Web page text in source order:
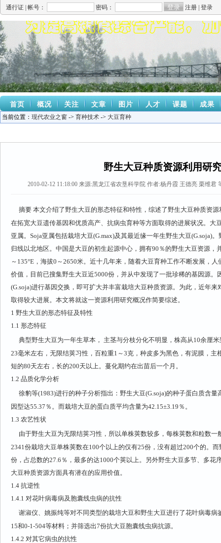
通行证 | 帐号： 密码： 注册 登录
首页 概况 关注 文章 图片 人才 课题 成果
当前位置： 现代农业之窗 -> 育种技术 -> 大豆育种
野生大豆种质资源利用研
2010-02-12 11:18:00来源:黑龙江省农垦科学院作者:杨丹霞 王德亮 栗维君
摘要 本文介绍了野生大豆的形态特征和特性，综述了野生大豆种质资
在拓宽大豆遗传基因和优质高产、抗病虫育种等方面取得的进展状况。大
亚属。Soja亚属包括栽培大豆(G.max)及其最近缘一年生野生大豆(G.soja)
归线以北地区。中国是大豆的初生起源中心，拥有90％的野生大豆资源，
～135°E，海拔0～2650米。近十几年来，随着大豆育种工作不断发展，
价值，目前已搜集野生大豆近5000份，并从中发现了一批珍稀的基因源
(G.soja)进行基因交换，即可扩大并丰富栽培大豆种质资源。为此，近年
取得较大进展。本文将就这一资源利用研究概况作简要综述。
1 野生大豆的形态特征及特性
1.1 形态特征
典型野生大豆为一年生草本， 主茎与分枝分化不明显，株高从10余厘
23毫米左右，无限结荚习性，百粒重1～3克，种皮多为黑色，有泥膜，主
短的80天左右，长的200天以上。蔓化期约在出苗后一个月。
1.2 品质化学分析
徐豹等(1983)进行的种子分析指出：野生大豆(G.soja)的种子蛋白质含
因型达55.37％。而栽培大豆的蛋白质平均含量为42.15±3.19％。
1.3 农艺性状
由于野生大豆为无限结荚习性，所以单株荚数较多，每株荚数和粒数
2341份栽培大豆单株荚数在100个以上的仅有25份，没有超过200个的。
份，占总数的27.6％，最多的达1000个荚以上。另外野生大豆多节、多花
大豆种质资源方面具有潜在的应用价值。
1.4 抗逆性
1.4.1 对花叶病毒病及胞囊线虫病的抗性
谢淑仪、姚振纯等对不同类型的栽培大豆和野生大豆进行了花叶病毒
15和0-1-504等材料；并筛选出7份抗大豆胞囊线虫病抗源。
1.4.2 对其它病虫的抗性